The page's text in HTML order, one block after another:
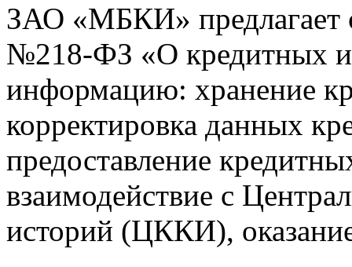
ЗАО «МБКИ» предлагает
№218-ФЗ «О кредитных
информацию: хранение
корректировка данных
предоставление
взаимодействие с
историй (ЦККИ),